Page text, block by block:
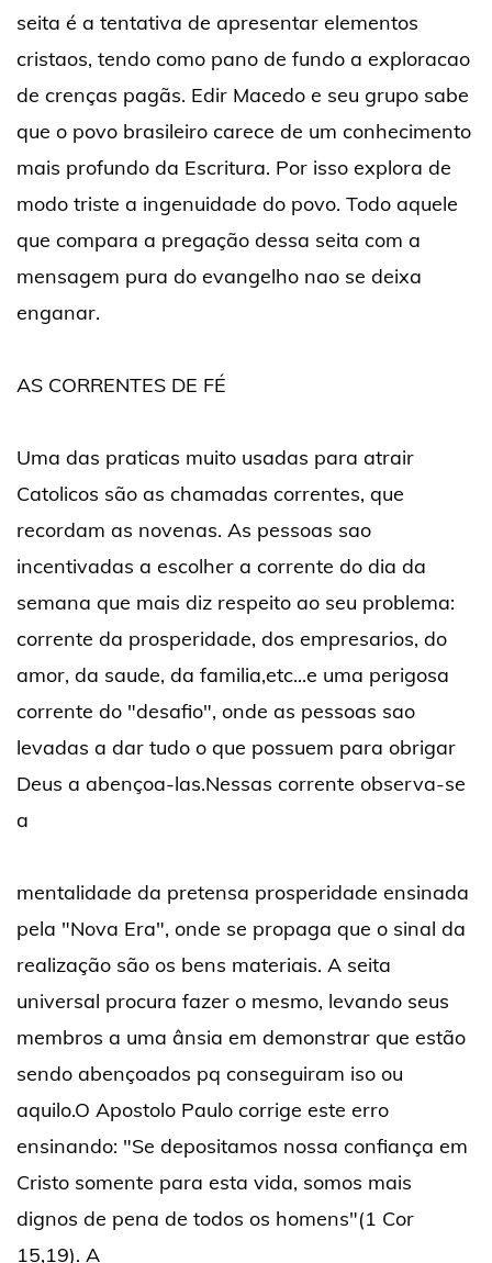
seita é a tentativa de apresentar elementos
cristaos, tendo como pano de fundo a exploracao
de crenças pagãs. Edir Macedo e seu grupo sabe
que o povo brasileiro carece de um conhecimento
mais profundo da Escritura. Por isso explora de
modo triste a ingenuidade do povo. Todo aquele
que compara a pregação dessa seita com a
mensagem pura do evangelho nao se deixa
enganar.
AS CORRENTES DE FÉ
Uma das praticas muito usadas para atrair
Catolicos são as chamadas correntes, que
recordam as novenas. As pessoas sao
incentivadas a escolher a corrente do dia da
semana que mais diz respeito ao seu problema:
corrente da prosperidade, dos empresarios, do
amor, da saude, da familia,etc...e uma perigosa
corrente do "desafio", onde as pessoas sao
levadas a dar tudo o que possuem para obrigar
Deus a abençoa-las.Nessas corrente observa-se
a
mentalidade da pretensa prosperidade ensinada
pela "Nova Era", onde se propaga que o sinal da
realização são os bens materiais. A seita
universal procura fazer o mesmo, levando seus
membros a uma ânsia em demonstrar que estão
sendo abençoados pq conseguiram iso ou
aquilo.O Apostolo Paulo corrige este erro
ensinando: "Se depositamos nossa confiança em
Cristo somente para esta vida, somos mais
dignos de pena de todos os homens"(1 Cor
15,19). A